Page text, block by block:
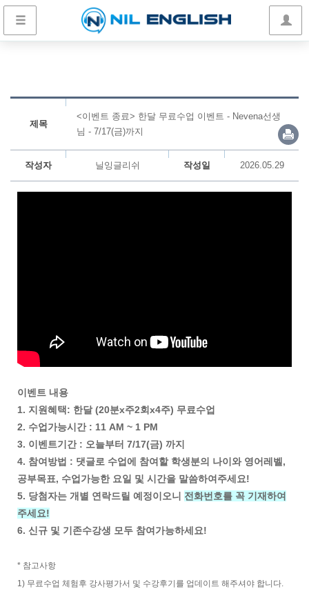
제목
<이벤트 종료> 한달 무료수업 이벤트 - Nevena선생
님 - 7/17(금)까지
작성자 닐잉글리쉬 작성일 2026.05.29
이벤트 내용
1. 지원혜택: 한달 (20분x주2회x4주) 무료수업
2. 수업가능시간 : 11 AM ~ 1 PM
3. 이벤트기간 : 오늘부터 7/17(금) 까지
4. 참여방법 : 댓글로 수업에 참여할 학생분의 나이와 영어레벨,
공부목표, 수업가능한 요일 및 시간을 말씀하여주세요!
5. 당첨자는 개별 연락드릴 예정이오니 전화번호를 꼭 기재하여
주세요!
6. 신규 및 기존수강생 모두 참여가능하세요!
* 참고사항
1) 무료수업 체험후 강사평가서 및 수강후기를 업데이트 해주셔야 합니다.